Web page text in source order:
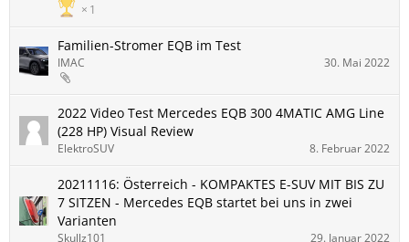
1
Familien-Stromer EQB im Test
IMAC 30. Mai 2022
2022 Video Test Mercedes EQB 300 4MATIC AMG Line
(228 HP) Visual Review
ElektroSUV 8. Februar 2022
20211116: Österreich - KOMPAKTES E-SUV MIT BIS ZU
7 SITZEN - Mercedes EQB startet bei uns in zwei
Varianten
Skullz101 29. Januar 2022